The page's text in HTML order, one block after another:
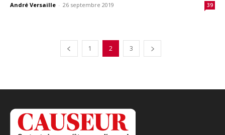
André Versaille - 26 septembre 2019 39
1 2 3